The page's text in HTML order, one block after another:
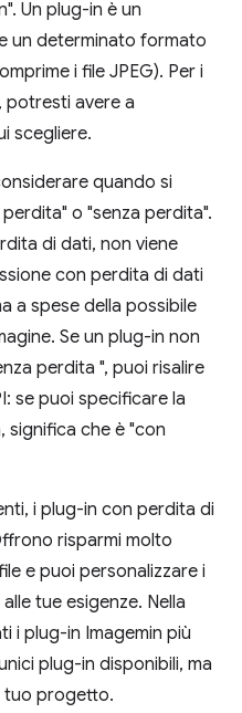
Un plug-in è un
un determinato formato
i file JPEG). Per i
potresti avere a
scegliere.
quando si
o "senza perdita".
di dati, non viene
con perdita di dati
a spese della possibile
Se un plug-in non
perdita ", puoi risalire
se puoi specificare la
significa che è "con
i plug-in con perdita di
risparmi molto
e puoi personalizzare i
tue esigenze. Nella
i plug-in Imagemin più
plug-in disponibili, ma
tuo progetto.